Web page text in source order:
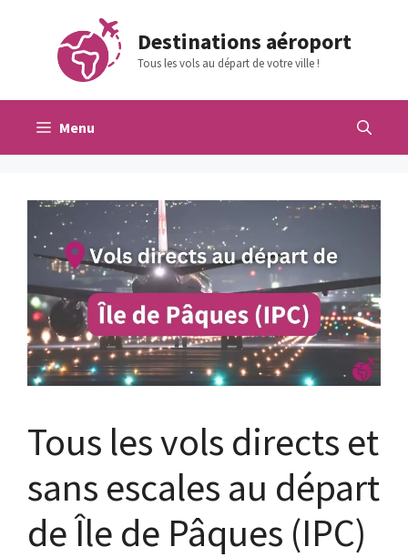
contenu
Destinations aéroport
Tous les vols au départ de votre ville !
Menu
Tous les vols directs et
sans escales au départ
de Île de Pâques (IPC)